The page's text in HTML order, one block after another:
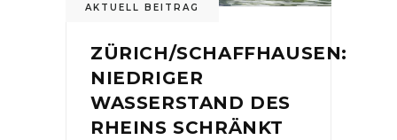
AKTUELL BEITRAG
ZÜRICH/SCHAFFHAUSEN:
NIEDRIGER
WASSERSTAND DES
RHEINS SCHRÄNKT